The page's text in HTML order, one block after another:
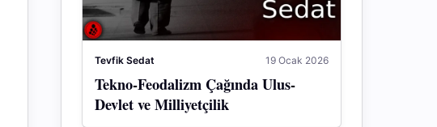
Tevfik Sedat 19 Ocak 2026
Tekno-Feodalizm Çağında Ulus-
Devlet ve Milliyetçilik